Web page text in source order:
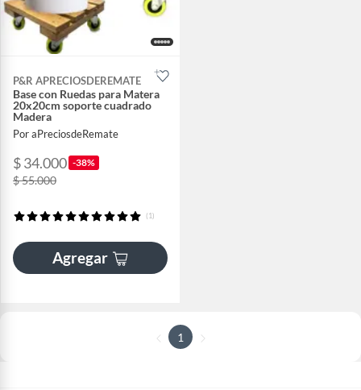
P&R APRECIOSDEREMATE
Base con Ruedas para Matera
20x20cm soporte cuadrado
Madera
Por aPreciosdeRemate
$ 34.000 -38%
$ 55.000
(1)
Agregar
1